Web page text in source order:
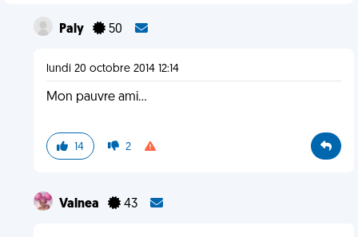
Paly 50
lundi 20 octobre 2014 12:14
Mon pauvre ami...
14 2
Valnea 43